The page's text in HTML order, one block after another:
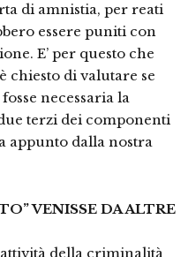
di amnistia, per reati
essere puniti con
E’ per questo che
chiesto di valutare se
necessaria la
terzi dei componenti
appunto dalla nostra
VENISSE DA ALTRE
della criminalità